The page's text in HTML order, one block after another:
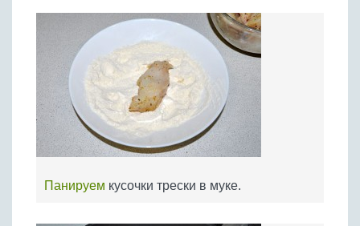
Панируем кусочки трески в муке.